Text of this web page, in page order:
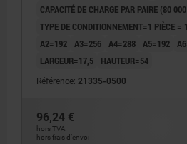
CAPACITÉ DE CHARGE PAR PAIRE (80
TYPE DE CONDITIONNEMENT=1 PIÈCE =
A2=192 A3=256 A4=288 A5=192
LARGEUR=17,5
HAUTEUR=54
Référence: 21335-0500
96,24 €
hors TVA
hors frais d’envoi